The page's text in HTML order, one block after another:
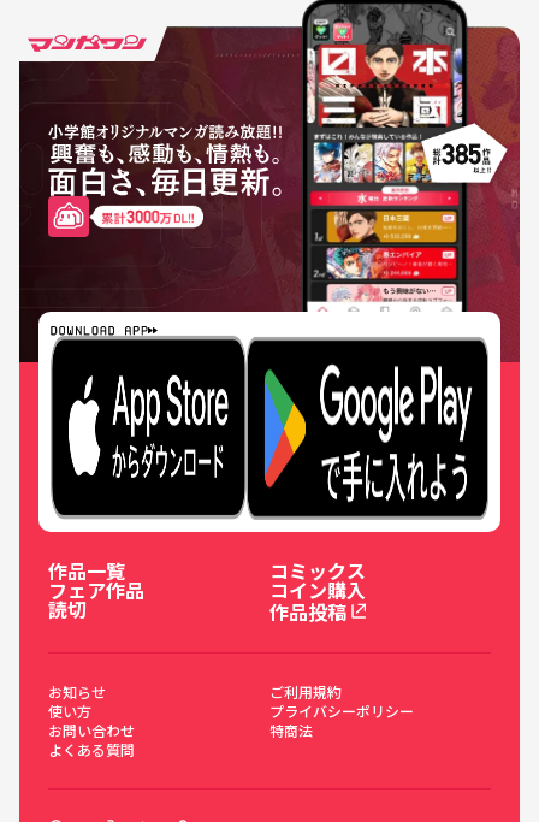
作品一覧
フェア作品
読切
コミックス
コイン購入
作品投稿
お知らせ
使い方
お問い合わせ
よくある質問
ご利用規約
プライバシーポリシー
特商法